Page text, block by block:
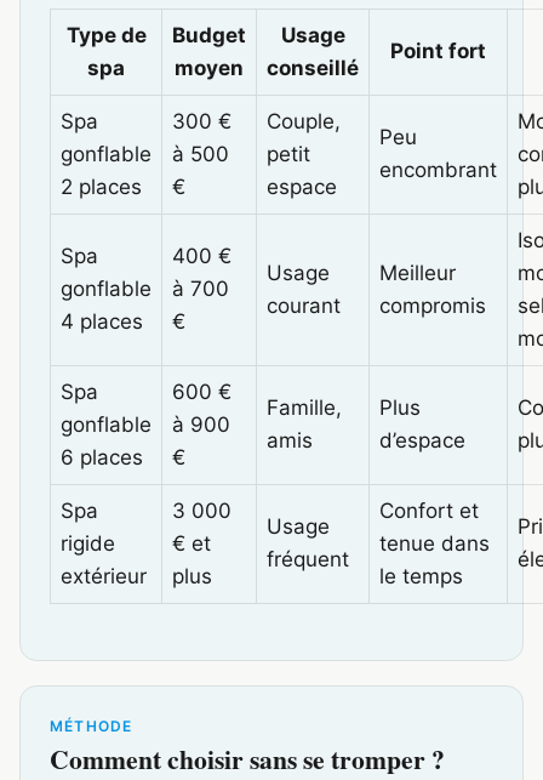
Type de
spa
Budget
moyen
Usage
conseillé
Point fort
Spa
gonflable
2 places
300 €
à 500
€
Couple,
petit
espace
Peu
encombrant
Spa
gonflable
4 places
400 €
à 700
€
Usage
courant
Meilleur
compromis
Spa
gonflable
6 places
600 €
à 900
€
Famille,
amis
Plus
d’espace
Spa
rigide
extérieur
3 000
€ et
plus
Usage
fréquent
Confort et
tenue dans
le temps
MÉTHODE
Comment choisir sans se tromper ?